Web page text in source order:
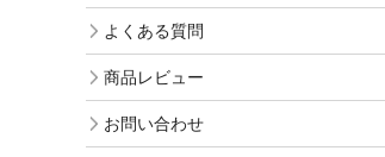
よくある質問
商品レビュー
お問い合わせ